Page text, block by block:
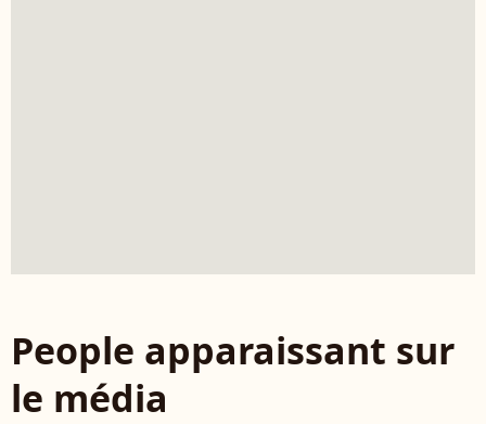
People apparaissant sur
le média